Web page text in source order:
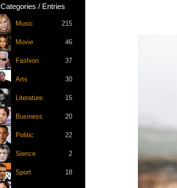
Categories / Entries
Music 215
Movie 46
Fashion 37
Arts 30
Literature 15
Business 20
Politic 22
Sience 2
Sport 18